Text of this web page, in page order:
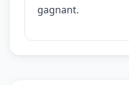
gagnant.